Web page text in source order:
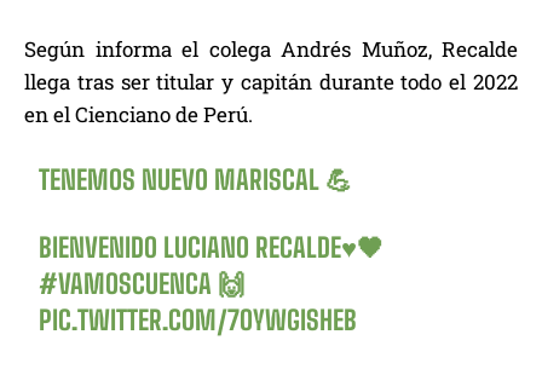
Según informa el colega Andrés Muñoz, Recalde
llega tras ser titular y capitán durante todo el 2022
en el Cienciano de Perú.
TENEMOS NUEVO MARISCAL 💪
BIENVENIDO LUCIANO RECALDE♥️🖤
#VAMOSCUENCA 🙌
PIC.TWITTER.COM/7OYWGISHEB